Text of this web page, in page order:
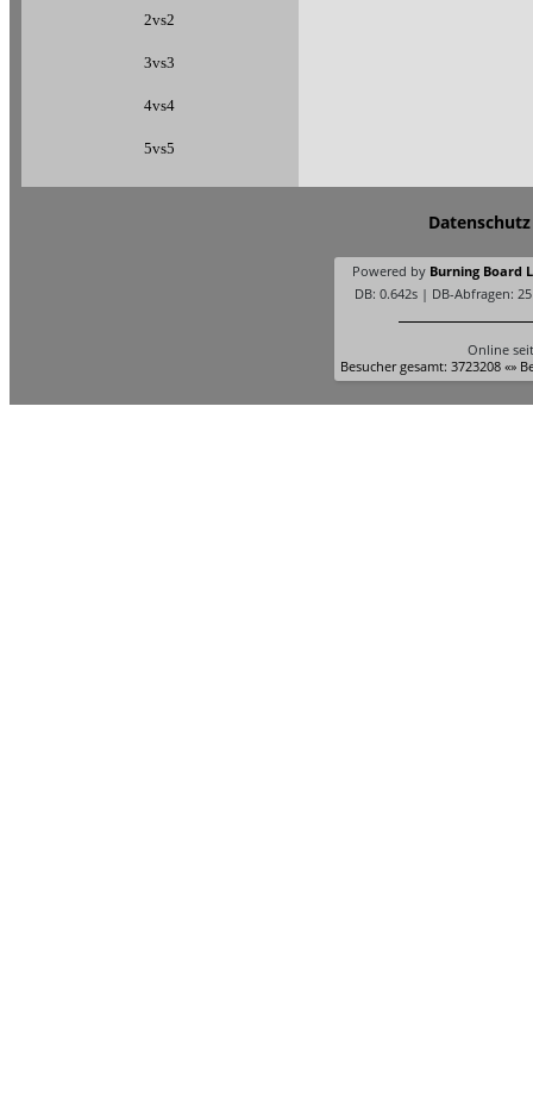
2vs2
3vs3
4vs4
5vs5
Datenschutz
Powered by Burning Board
DB: 0.642s | DB-Abfragen:
Online
Besucher gesamt: 3723208 «»